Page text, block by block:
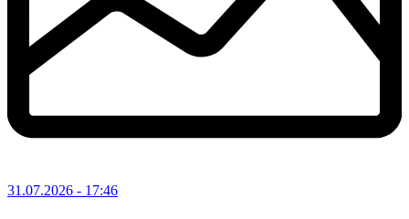
31.07.2026 - 17:46